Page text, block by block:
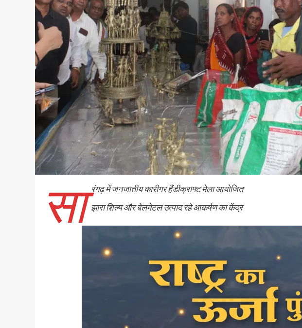
सा रंगढ़ में जनजातीय कारीगर हैंडीक्राफ्ट मेला आयोजित
झारा शिल्प और बेलमेटल उत्पाद रहे आकर्षण का केंद्र